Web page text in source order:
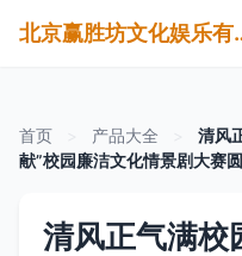
北京赢
首页 产品大全
清风
献”校园廉洁文化情景剧大赛
清风正气满